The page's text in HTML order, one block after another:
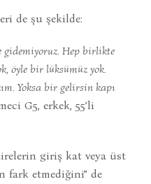
de şu şekilde:
gidemiyoruz. Hep birlikte
öyle bir lüksümüz yok.
Yoksa bir gelirsin kapı
G5, erkek, 55’li
giriş kat veya üst
fark etmediğini” de